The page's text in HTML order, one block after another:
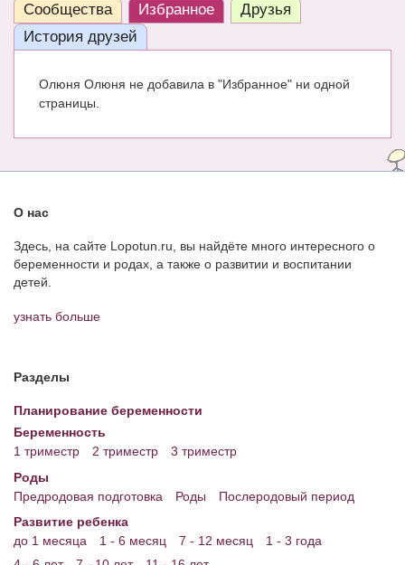
КНИГИ
СООБЩЕСТВА
Энциклопедия
МАМИНА БИБЛИОТЕКА
Имена. Святцы
Энциклопедия беременных
Мамина энциклопедия
Сообщества
Избранное
Друзья
История друзей
Олюня Олюня не добавила в "Избранное" ни одной
страницы.
О нас
Здесь, на сайте Lopotun.ru, вы найдёте много интересного о
беременности и родах, а также о развитии и воспитании
детей.
узнать больше
Разделы
Планирование беременности
Беременность
1 триместр
2 триместр
3 триместр
Роды
Предродовая подготовка
Роды
Послеродовый период
Развитие ребенка
до 1 месяца
1 - 6 месяц 7 - 12 месяц
1 - 3 года